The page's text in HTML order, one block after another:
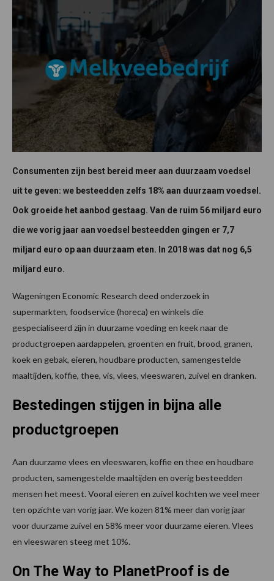
Consumenten zijn best bereid meer aan duurzaam voedsel
uit te geven: we besteedden zelfs 18% aan duurzaam voedsel.
Ook groeide het aanbod gestaag. Van de ruim 56 miljard euro
die we vorig jaar aan voedsel besteedden gingen er 7,7
miljard euro op aan duurzaam eten. In 2018 was dat nog 6,5
miljard euro.
Wageningen Economic Research deed onderzoek in
supermarkten, foodservice (horeca) en winkels die
gespecialiseerd zijn in duurzame voeding en keek naar de
productgroepen aardappelen, groenten en fruit, brood, granen,
koek en gebak, eieren, houdbare producten, samengestelde
maaltijden, koffie, thee, vis, vlees, vleeswaren, zuivel en dranken.
Bestedingen stijgen in bijna alle
productgroepen
Aan duurzame vlees en vleeswaren, koffie en thee en houdbare
producten, samengestelde maaltijden en overig besteedden
mensen het meest. Vooral eieren en zuivel kochten we veel meer
ten opzichte van vorig jaar. We kozen 81% meer dan vorig jaar
voor duurzame zuivel en 58% meer voor duurzame eieren. Vlees
en vleeswaren steeg met 10%.
On The Way to PlanetProof is de